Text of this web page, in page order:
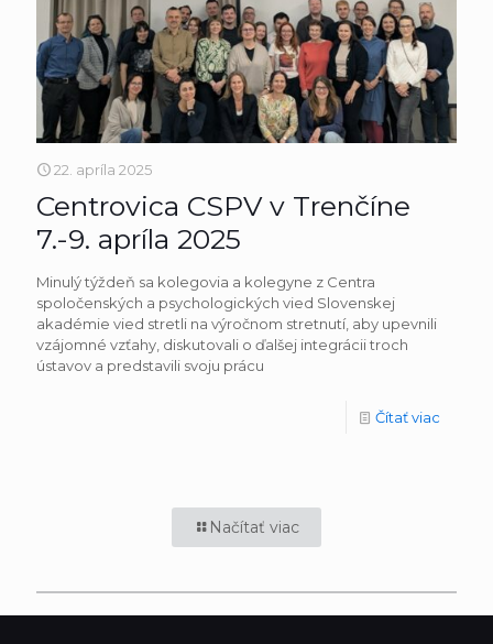
22. apríla 2025
Centrovica CSPV v Trenčíne
7.-9. apríla 2025
Minulý týždeň sa kolegovia a kolegyne z Centra
spoločenských a psychologických vied Slovenskej
akadémie vied stretli na výročnom stretnutí, aby upevnili
vzájomné vzťahy, diskutovali o ďalšej integrácii troch
ústavov a predstavili svoju prácu
Čítať viac
Načítať viac